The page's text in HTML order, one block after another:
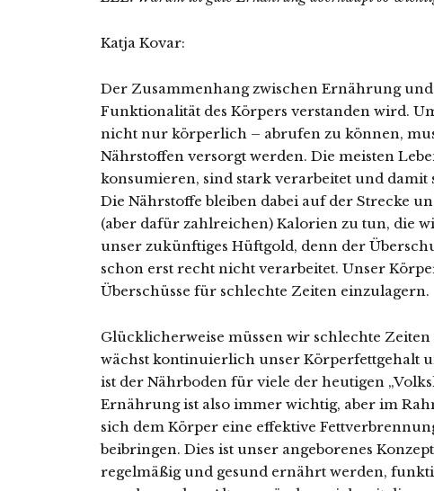
Katja Kovar:
Der Zusammenhang zwischen Ernährung
Funktionalität des Körpers verstanden wird.
nicht nur körperlich – abrufen zu können,
Nährstoffen versorgt werden. Die meisten
konsumieren, sind stark verarbeitet und
Die Nährstoffe bleiben dabei auf der Strecke
(aber dafür zahlreichen) Kalorien zu tun, die
unser zukünftiges Hüftgold, denn der
schon erst recht nicht verarbeitet. Unser
Überschüsse für schlechte Zeiten einzulagern.
Glücklicherweise müssen wir schlechte
wächst kontinuierlich unser Körperfettgehalt
ist der Nährboden für viele der heutigen
Ernährung ist also immer wichtig, aber im
sich dem Körper eine effektive
beibringen. Dies ist unser angeborenes
regelmäßig und gesund ernährt werden,